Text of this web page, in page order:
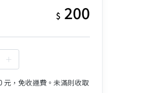
$ 200
元，免收運費。未滿則收取